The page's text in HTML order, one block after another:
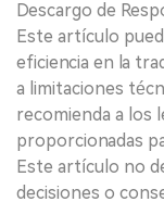
Descargo de
Este artículo
eficiencia en la
a limitaciones
recomienda a los
proporcionadas
Este artículo no
decisiones o